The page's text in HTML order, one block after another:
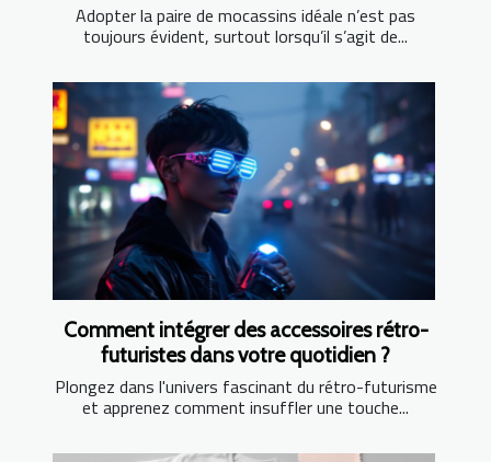
Adopter la paire de mocassins idéale n’est pas
toujours évident, surtout lorsqu’il s’agit de...
Comment intégrer des accessoires rétro-
futuristes dans votre quotidien ?
Plongez dans l'univers fascinant du rétro-futurisme
et apprenez comment insuffler une touche...